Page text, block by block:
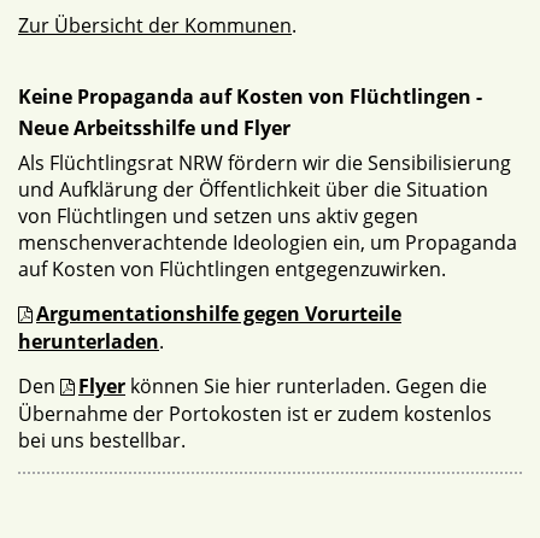
Zur Übersicht der Kommunen.
Keine Propaganda auf Kosten von Flüchtlingen -
Neue Arbeitsshilfe und Flyer
Als Flüchtlingsrat NRW fördern wir die Sensibilisierung
und Aufklärung der Öffentlichkeit über die Situation
von Flüchtlingen und setzen uns aktiv gegen
menschenverachtende Ideologien ein, um Propaganda
auf Kosten von Flüchtlingen entgegenzuwirken.
Argumentationshilfe gegen Vorurteile
herunterladen.
Den
Flyer können Sie hier runterladen. Gegen die
Übernahme der Portokosten ist er zudem kostenlos
bei uns bestellbar.